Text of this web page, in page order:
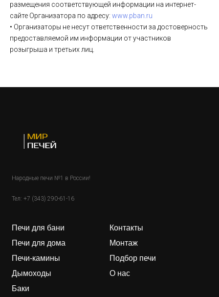
размещения соответствующей информации на интернет-
сайте Организатора по адресу: www.pban.ru
• Организаторы не несут ответственности за достоверность
предоставляемой им информации от участников
розыгрыша и третьих лиц.
Народные печи №1 в России!
Тел: +7 (343) 290-61-16
Печи для бани
Печи для дома
Печи-камины
Дымоходы
Баки
Контакты
Монтаж
Подбор печи
О нас